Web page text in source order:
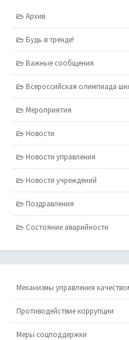
Архив
Будь в тренде!
Важные сообщения
Всероссийская олимпиада
Мероприятия
Новости
Новости управления
Новости учреждений
Поздравления
Состояние аварийности
Механизмы управления
Противодействие коррупции
Меры соцподдержки